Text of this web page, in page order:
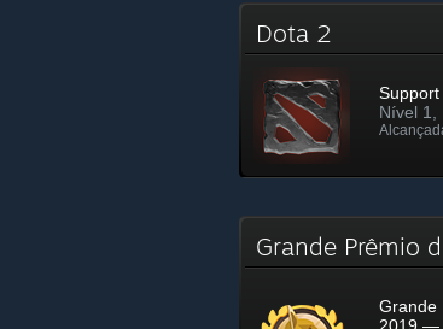
Dota 2
Support
Nível 1,
Grande Prêmio
Grande